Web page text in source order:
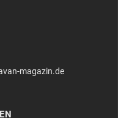
magazin.de